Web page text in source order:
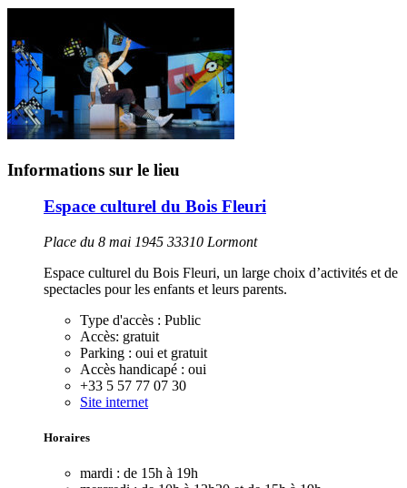
Informations sur le lieu
Espace culturel du Bois Fleuri
Place du 8 mai 1945 33310 Lormont
Espace culturel du Bois Fleuri, un large choix d’activités et de
spectacles pour les enfants et leurs parents.
Type d'accès : Public
Accès: gratuit
Parking : oui et gratuit
Accès handicapé : oui
+33 5 57 77 07 30
Site internet
Horaires
mardi : de 15h à 19h